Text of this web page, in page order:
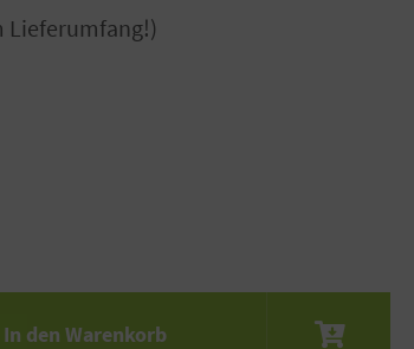
Lieferumfang!)
Wert ein oder benutze
In den Warenkorb